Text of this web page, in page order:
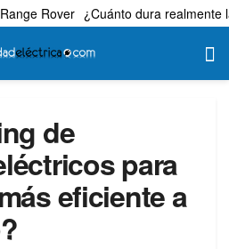
Rover ¿Cuánto dura realmente
de
para
eficiente a